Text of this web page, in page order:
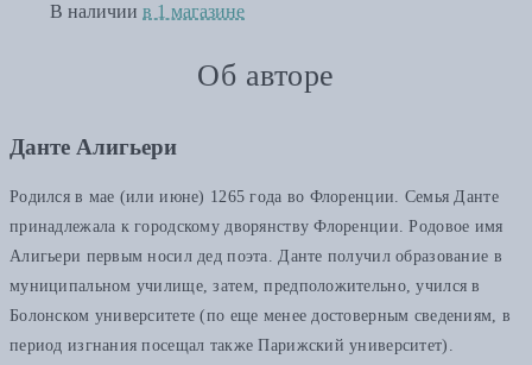
В наличии в 1 магазине
Об авторе
Данте Алигьери
Родился в мае (или июне) 1265 года во Флоренции. Семья Данте
принадлежала к городскому дворянству Флоренции. Родовое имя
Алигьери первым носил дед поэта. Данте получил образование в
муниципальном училище, затем, предположительно, учился в
Болонском университете (по еще менее достоверным сведениям, в
период изгнания посещал также Парижский университет).